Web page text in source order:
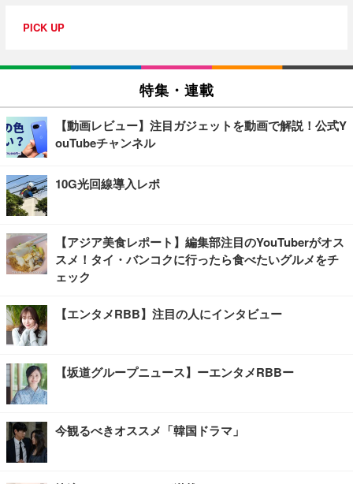
PICK UP
特集・連載
【動画レビュー】注目ガジェットを動画で解説！公式Y
ouTubeチャンネル
10G光回線導入レポ
【アジア美食レポート】編集部注目のYouTuberがオス
スメ！タイ・バンコクに行ったら食べたいグルメをチ
ェック
【エンタメRBB】注目の人にインタビュー
【坂道グループニュース】ーエンタメRBBー
今観るべきオススメ「韓国ドラマ」